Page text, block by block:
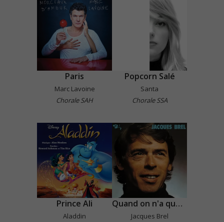
Paris
Marc Lavoine
Chorale SAH
Popcorn Salé
Santa
Chorale SSA
Prince Ali
Aladdin
Quand on n'a que l'amour
Jacques Brel